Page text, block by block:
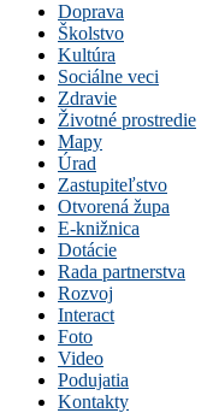
Doprava
Školstvo
Kultúra
Sociálne veci
Zdravie
Životné prostredie
Mapy
Úrad
Zastupiteľstvo
Otvorená župa
E-knižnica
Dotácie
Rada partnerstva
Rozvoj
Interact
Foto
Video
Podujatia
Kontakty